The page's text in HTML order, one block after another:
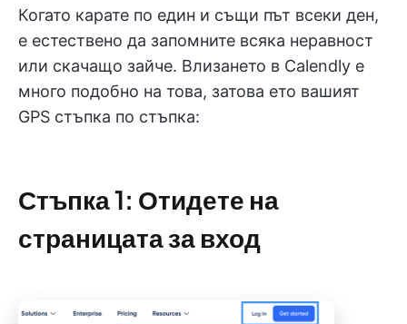
Когато карате по един и същи път всеки ден,
е естествено да запомните всяка неравност
или скачащо зайче. Влизането в Calendly е
много подобно на това, затова ето вашият
GPS стъпка по стъпка:
Стъпка 1: Отидете на
страницата за вход